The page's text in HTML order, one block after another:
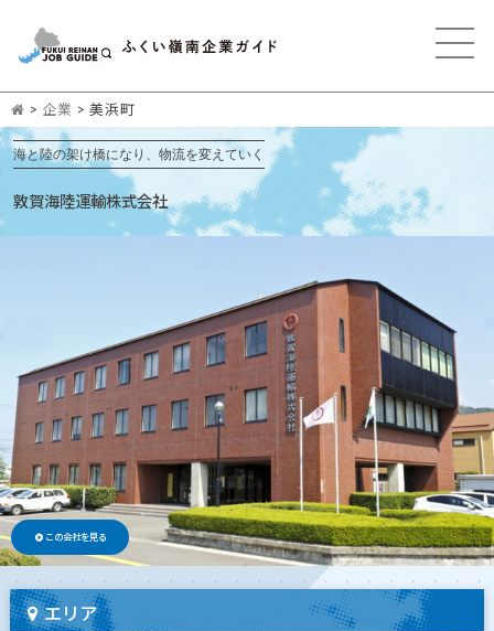
> 企業 > 美浜町
海と陸の架け橋になり、物流を変えていく
敦賀海陸運輸株式会社
この会社を見る
エリア